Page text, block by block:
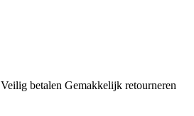
Veilig betalen Gemakkelijk retourneren